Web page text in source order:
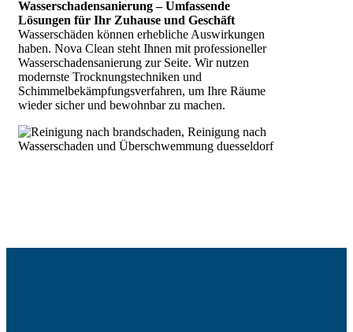
Wasserschadensanierung – Umfassende
Lösungen für Ihr Zuhause und Geschäft
Wasserschäden können erhebliche Auswirkungen
haben. Nova Clean steht Ihnen mit professioneller
Wasserschadensanierung zur Seite. Wir nutzen
modernste Trocknungstechniken und
Schimmelbekämpfungsverfahren, um Ihre Räume
wieder sicher und bewohnbar zu machen.